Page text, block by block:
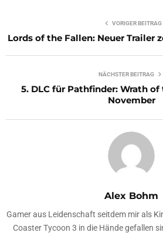
VORIGER BEITRAG
Lords of the Fallen: Neuer Trailer
NÄCHSTER BEITRAG
5. DLC für Pathfinder: Wrath
November
Alex Bohm
Gamer aus Leidenschaft seitdem mir als
Coaster Tycoon 3 in die Hände gefallen